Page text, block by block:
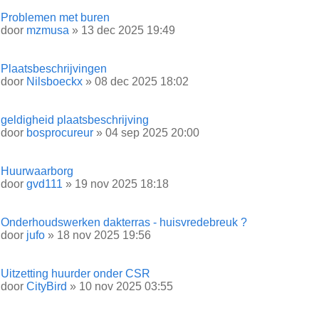
Problemen met buren
door mzmusa » 13 dec 2025 19:49
Plaatsbeschrijvingen
door Nilsboeckx » 08 dec 2025 18:02
geldigheid plaatsbeschrijving
door bosprocureur » 04 sep 2025 20:00
Huurwaarborg
door gvd111 » 19 nov 2025 18:18
Onderhoudswerken dakterras - huisvredebreuk ?
door jufo » 18 nov 2025 19:56
Uitzetting huurder onder CSR
door CityBird » 10 nov 2025 03:55